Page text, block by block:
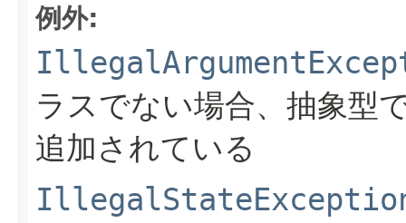
例外:
ラスでない場合、抽象型
追加されている